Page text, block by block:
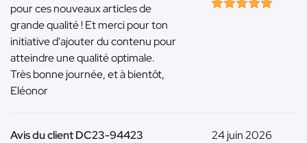
pour ces nouveaux articles de
grande qualité ! Et merci pour ton
initiative d'ajouter du contenu pour
atteindre une qualité optimale.
Très bonne journée, et à bientôt,
Eléonor
24 juin 2026
Avis du client DC23-94423